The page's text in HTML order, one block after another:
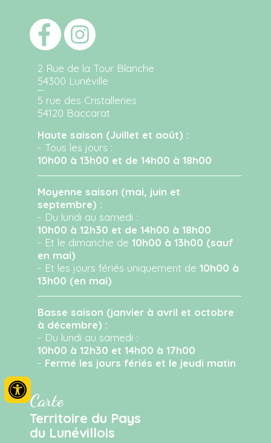
2 Rue de la Tour Blanche
54300 Lunéville
5 rue des Cristalleries
54120 Baccarat
Haute saison (Juillet et août) :
- Tous les jours :
10h00 à 13h00 et de 14h00 à 18h00
Moyenne saison (mai, juin et
septembre) :
- Du lundi au samedi :
10h00 à 12h30 et de 14h00 à 18h00
- Et le dimanche de10h00 à 13h00 (sauf
en mai)
- Et les jours fériés uniquement de10h00 à
13h00 (en mai)
Basse saison (janvier à avril et octobre
à décembre) :
- Du lundi au samedi :
10h00 à 12h30 et 14h00 à 17h00
- Fermé les jours fériés et le jeudi matin
Carte
Territoire du Pays
du Lunévillois